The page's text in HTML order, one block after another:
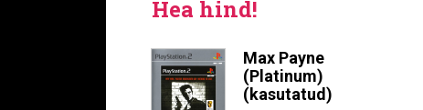
Hea hind!
Max Payne
(Platinum)
(kasutatud)